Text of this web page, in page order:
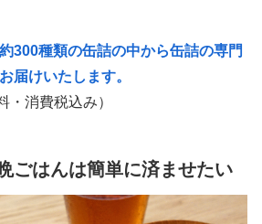
300種類の缶詰の中から缶詰の専門
届けいたします。
・消費税込み）
ごはんは簡単に済ませたい